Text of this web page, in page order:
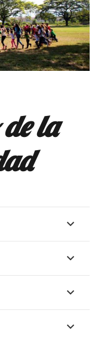
la